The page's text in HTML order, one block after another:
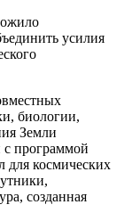
усилия
биологии,
Земли
с программой
для космических
созданная